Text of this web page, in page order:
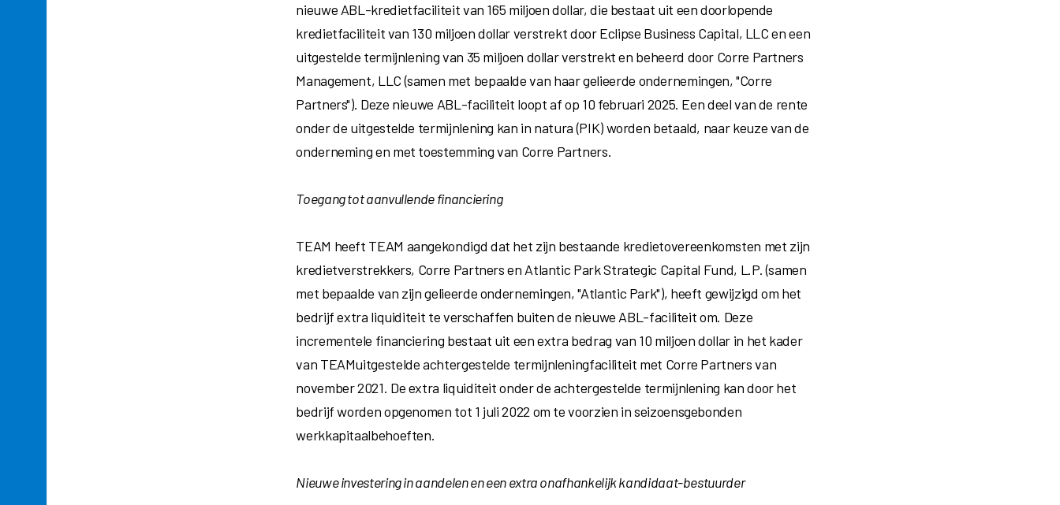
nieuwe ABL-kredietfaciliteitvan 165 miljoen dollar, die bestaat uit een doorlopende
kredietfaciliteitvan 130 miljoen dollarverstrekt door Eclipse Business Capital, LLC en een
uitgestelde termijnleningvan 35 miljoen dollarverstrekt en beheerd door Corre Partners
Management, LLC (samen met bepaalde van haar gelieerde ondernemingen, "Corre
Partners"). Deze nieuwe ABL-faciliteit loopt af op 10 februari 2025. Een deel van de rente
onder de uitgestelde termijnlening kan in natura (PIK) worden betaald, naar keuze van de
onderneming en met toestemming van Corre Partners.
Toegang tot aanvullende financiering
TEAM heeft TEAM aangekondigd dat het zijn bestaande kredietovereenkomsten met zijn
kredietverstrekkers, Corre Partners en Atlantic Park Strategic Capital Fund, L.P. (samen
met bepaalde van zijn gelieerde ondernemingen, "Atlantic Park"), heeft gewijzigd om het
bedrijf extra liquiditeit te verschaffen buiten de nieuwe ABL-faciliteit om. Deze
incrementele financiering bestaat uit een extra bedrag van 10 miljoen dollar in het kader
van TEAMuitgestelde achtergestelde termijnleningfaciliteit met Corre Partners van
november 2021. De extra liquiditeit onder de achtergestelde termijnlening kan door het
bedrijf worden opgenomen tot 1 juli 2022 om te voorzien in seizoensgebonden
werkkapitaalbehoeften.
Nieuwe investering in aandelen en een extra onafhankelijk kandidaat-bestuurder